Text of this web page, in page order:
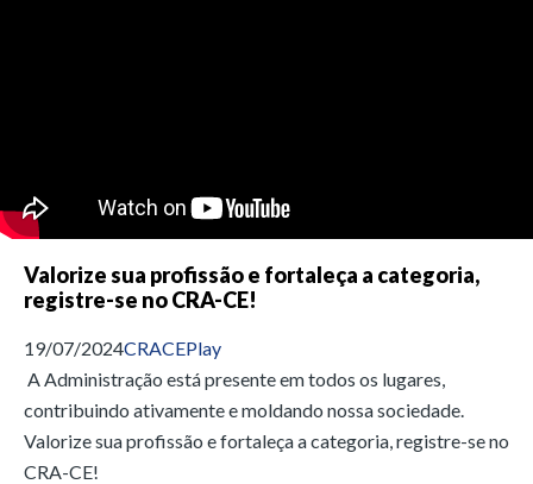
Valorize sua profissão e fortaleça a categoria,
registre-se no CRA-CE!
19/07/2024CRACEPlay
A Administração está presente em todos os lugares,
contribuindo ativamente e moldando nossa sociedade.
Valorize sua profissão e fortaleça a categoria, registre-se no
CRA-CE!